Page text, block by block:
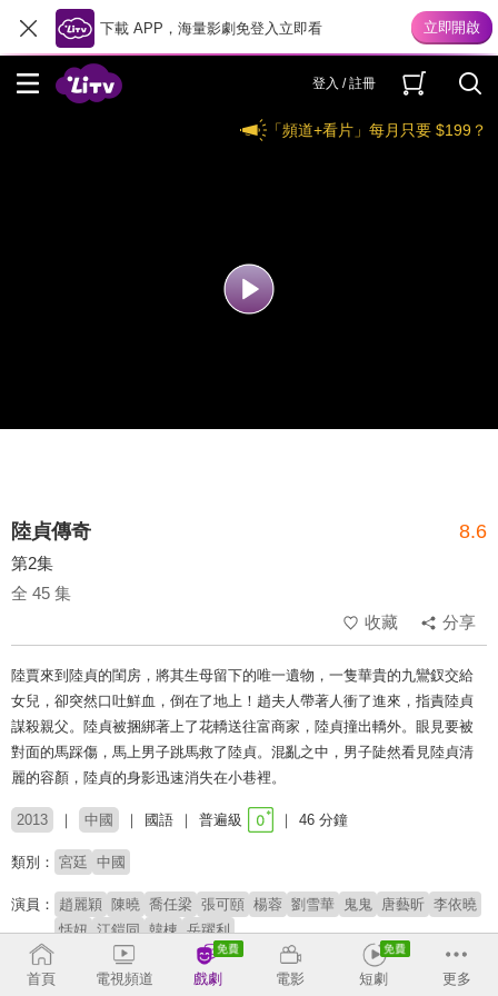
下載 APP，海量影劇免登入立即看
登入 / 註冊
「頻道+看片」每月只要 $199？
陸貞傳奇 8.6
第2集
全 45 集
收藏
分享
陸賈來到陸貞的閨房，將其生母留下的唯一遺物，一隻華貴的九鸞釵交給
女兒，卻突然口吐鮮血，倒在了地上！趙夫人帶著人衝了進來，指責陸貞
謀殺親父。陸貞被捆綁著上了花轎送往富商家，陸貞撞出轎外。眼見要被
對面的馬踩傷，馬上男子跳馬救了陸貞。混亂之中，男子陡然看見陸貞清
麗的容顏，陸貞的身影迅速消失在小巷裡。
2013 中國 國語 普遍級 46 分鐘
類別： 宮廷 中國
演員： 趙麗穎 陳曉 喬任梁 張可頤 楊蓉 劉雪華 鬼鬼 唐藝昕 李依曉
恬妞 江鎧同 韓棟 岳躍利
導演： 李慧珠 鄧恩 梁國冠
首頁 電視頻道 戲劇 電影 短劇 更多